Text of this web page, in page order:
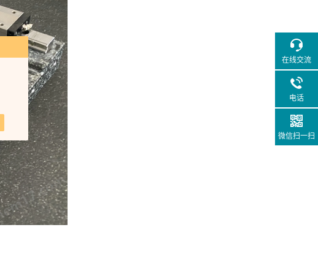
在线交流
电话
微信扫一扫